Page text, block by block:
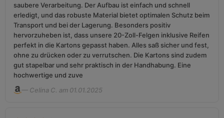
saubere Verarbeitung. Der Aufbau ist einfach und schnell
erledigt, und das robuste Material bietet optimalen Schutz beim
Transport und bei der Lagerung. Besonders positiv
hervorzuheben ist, dass unsere 20-Zoll-Felgen inklusive Reifen
perfekt in die Kartons gepasst haben. Alles saß sicher und fest,
ohne zu drücken oder zu verrutschen. Die Kartons sind zudem
gut stapelbar und sehr praktisch in der Handhabung. Eine
hochwertige und zuve
— Celina C. am 01.01.2025